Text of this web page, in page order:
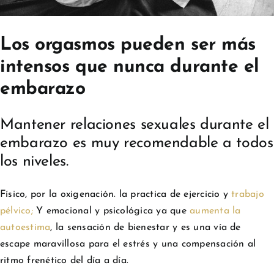
Los orgasmos pueden ser más
intensos que nunca durante el
embarazo
Mantener relaciones sexuales durante el
embarazo es muy recomendable a todos
los niveles.
Físico, por la oxigenación. la practica de ejercicio ytrabajo
pélvico;Y emocional y psicológica ya queaumenta la
autoestima, la sensación de bienestar y es una vía de
escape maravillosa para el estrés y una compensación al
ritmo frenético del día a día.